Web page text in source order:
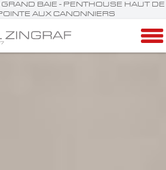
BAIE - PENTHOUSE HAUT DE
AUX CANONNIERS